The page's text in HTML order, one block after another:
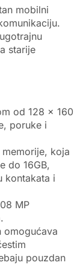
mobilni
starije
od 128 x 160
poruke i
koja
do 16GB,
kontakata i
MP
omogućava
pouzdan